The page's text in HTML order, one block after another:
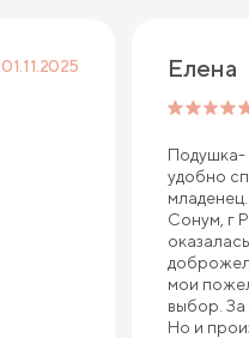
01.11.2025 Елена
Подушка-
удобно
Сонум, г
мои
выбор. За
Но и